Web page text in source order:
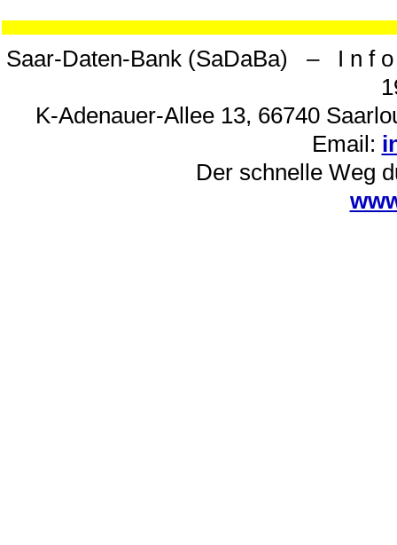
Saar-Daten-Bank (SaDaBa) – I n f
K-Adenauer-Allee 13, 66740
Email:
Der schnelle Weg